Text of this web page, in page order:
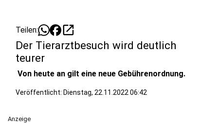
Teilen: open_in_new
Der Tierarztbesuch wird deutlich
teurer
Von heute an gilt eine neue Gebührenordnung.
Veröffentlicht: Dienstag, 22.11.2022 06:42
Anzeige